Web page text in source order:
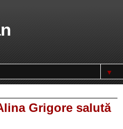
▼
Grigore salută